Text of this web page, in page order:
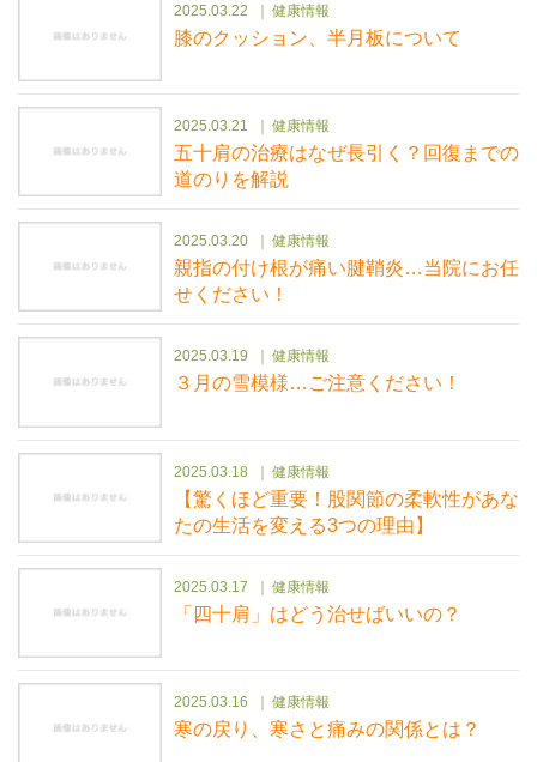
2025.03.22 健康情報
膝のクッション、半月板について
2025.03.21 健康情報
五十肩の治療はなぜ長引く？回復までの
道のりを解説
2025.03.20 健康情報
親指の付け根が痛い腱鞘炎…当院にお任
せください！
2025.03.19 健康情報
３月の雪模様…ご注意ください！
2025.03.18 健康情報
【驚くほど重要！股関節の柔軟性があな
たの生活を変える3つの理由】
2025.03.17 健康情報
「四十肩」はどう治せばいいの？
2025.03.16 健康情報
寒の戻り、寒さと痛みの関係とは？